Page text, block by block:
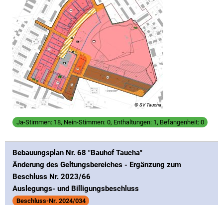
© SV Taucha
Ja-Stimmen: 18, Nein-Stimmen: 0, Enthaltungen: 1, Befangenheit: 0
Bebauungsplan Nr. 68 "Bauhof Taucha"
Änderung des Geltungsbereiches - Ergänzung zum
Beschluss Nr. 2023/66
Auslegungs- und Billigungsbeschluss
Beschluss-Nr. 2024/034